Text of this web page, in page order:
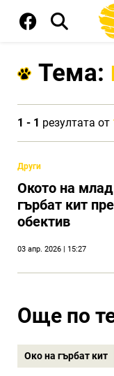
Тема:
1 - 1 резултата от
Други
Окото на млад
гърбат кит
обектив
03 апр. 2026 | 15:27
Още по
Око на гърбат кит